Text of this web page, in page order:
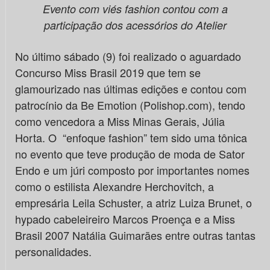
Evento com viés fashion contou com a
participação dos acessórios do Atelier
No último sábado (9) foi realizado o aguardado
Concurso Miss Brasil 2019 que tem se
glamourizado nas últimas edições e contou com
patrocínio da Be Emotion (Polishop.com), tendo
como vencedora a Miss Minas Gerais, Júlia
Horta. O “enfoque fashion” tem sido uma tônica
no evento que teve produção de moda de Sator
Endo e um júri composto por importantes nomes
como o estilista Alexandre Herchovitch, a
empresária Leila Schuster, a atriz Luiza Brunet, o
hypado cabeleireiro Marcos Proença e a Miss
Brasil 2007 Natália Guimarães entre outras tantas
personalidades.